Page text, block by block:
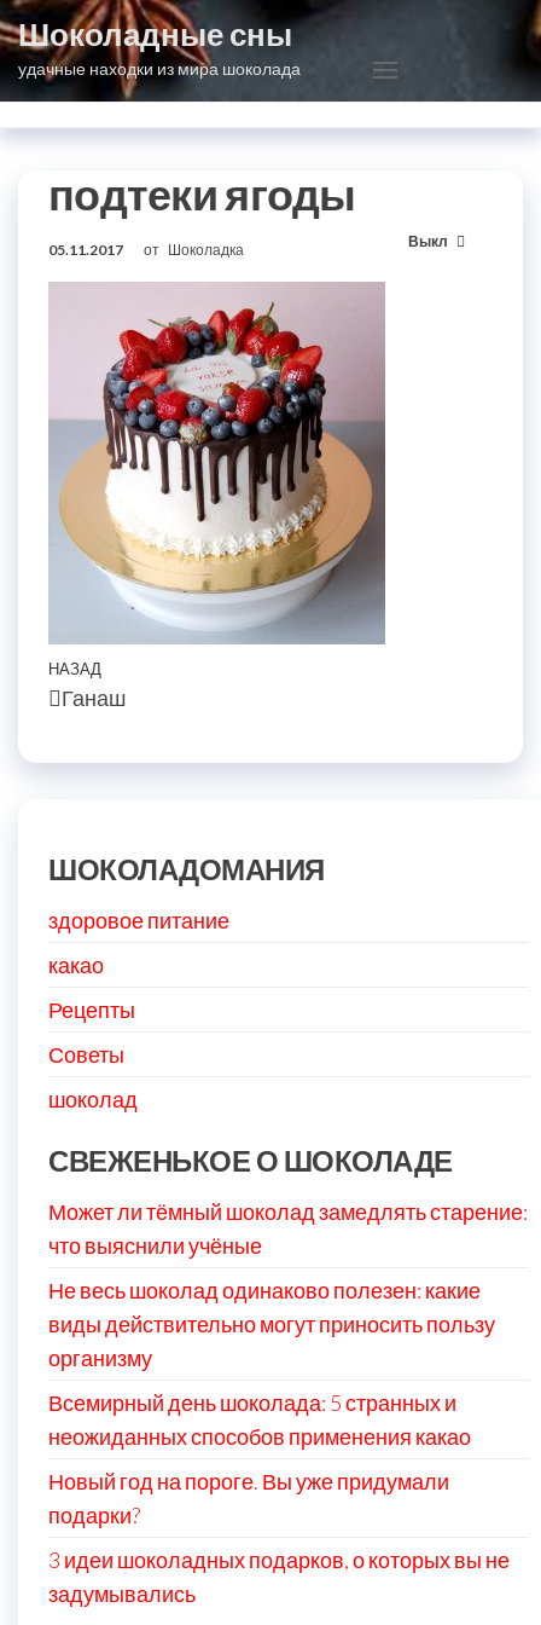
Перейти
к
содержимому
Шоколадные сны
удачные находки из мира шоколада
подтеки ягоды
05.11.2017 от Шоколадка Выкл
Навигация
по
записям
Предыдущая
запись
НАЗАД
Ганаш
ШОКОЛАДОМАНИЯ
здоровое питание
какао
Рецепты
Советы
шоколад
СВЕЖЕНЬКОЕ О ШОКОЛАДЕ
Может ли тёмный шоколад замедлять старение:
что выяснили учёные
Не весь шоколад одинаково полезен: какие
виды действительно могут приносить пользу
организму
Всемирный день шоколада: 5 странных и
неожиданных способов применения какао
Новый год на пороге. Вы уже придумали
подарки?
3 идеи шоколадных подарков, о которых вы не
задумывались